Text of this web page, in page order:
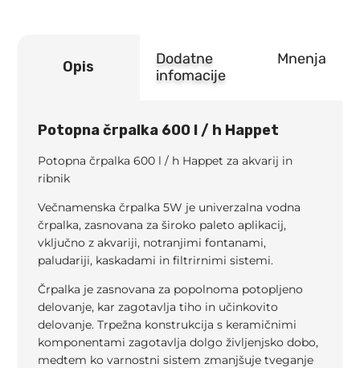
Opis
Dodatne
infomacije
Mnenja
Potopna črpalka 600 l / h Happet
Potopna črpalka 600 l / h Happet za akvarij in
ribnik
Večnamenska črpalka 5W je univerzalna vodna
črpalka, zasnovana za široko paleto aplikacij,
vključno z akvariji, notranjimi fontanami,
paludariji, kaskadami in filtrirnimi sistemi.
Črpalka je zasnovana za popolnoma potopljeno
delovanje, kar zagotavlja tiho in učinkovito
delovanje. Trpežna konstrukcija s keramičnimi
komponentami zagotavlja dolgo življenjsko dobo,
medtem ko varnostni sistem zmanjšuje tveganje